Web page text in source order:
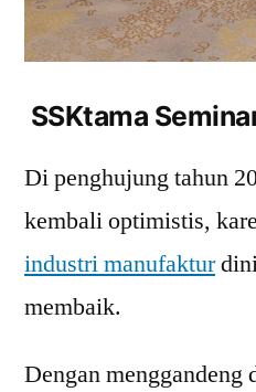
SSKtama
Di penghujung tahun
kembali optimistis,
industri manufaktur
membaik.
Dengan